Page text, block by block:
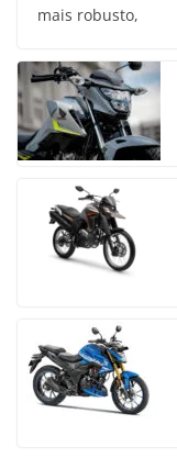
mais robusto,